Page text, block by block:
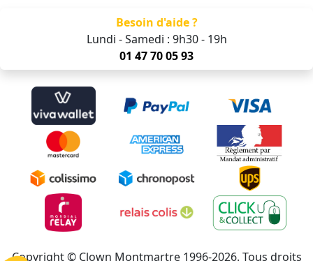
Besoin d'aide ?
Lundi - Samedi : 9h30 - 19h
01 47 70 05 93
Copyright © Clown Montmartre 1996-2026. Tous droits